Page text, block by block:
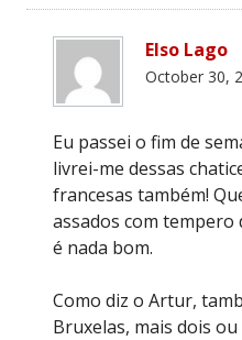
Elso Lago
October 30,
Eu passei o fim de
livrei-me dessas
francesas também!
assados com
é nada bom.
Como diz o Artur,
Bruxelas, mais dois